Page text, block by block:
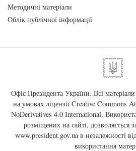
Методичні матеріали
Облік публічної інформації
Офіс Президента України. Всі
на умовах ліцензії Creative Commons
NoDerivatives 4.0 International.
розміщених на сайті, дозволяється
www.president.gov.uaв незалежності
використання